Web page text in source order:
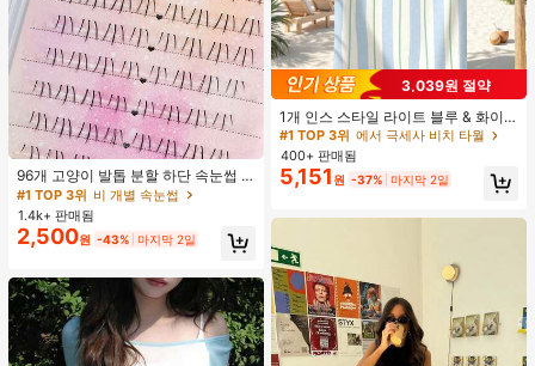
96개 고양이 발톱 분할 하단 속눈썹 B
컬 인조 속눈썹, 자연스럽고 사실적인
개별 클러스터, 헐렁한 데일리 사용,
초보자에게 적합
#1 TOP 3위
비 개별 속눈썹
거의 매진!
#1 TOP 3위 비 개별 속눈썹
거의 매진!
#1 TOP 3위 비 개별 속눈썹
거의 매진!
#1 TOP 3위 비 개별 속눈썹
1.4k+ 판매됨
2,500원 -43% 마지막 2일
3,039원 절약
1개 인스 스타일 라이트 블루 & 화이
트 & 그린 스트라이프 비치 타월, 화이
트와 그린 세로 스트라이프 프린트가
있는 라이트 블루 배경, 신선한 섬 휴
가 분위기, 수영, 캠핑, 피트니스, 여름
휴식, 욕실 장식, 야외 액세서리, 선물,
수영장 부드러운 가구, 핸드 타월에 적
#1 TOP 3위 에서 극세사 비치 타월
거의 매진!
#1 TOP 3위 에서 극세사 비치 타월
거의 매진!
#1 TOP 3위 에서 극세사 비치 타월
거의 매진!
#1 TOP 3위
에서 극세사 비치 타월
400+ 판매됨
5,151 원 -37% 마지막 2일